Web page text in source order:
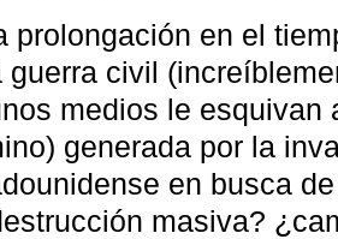
prolongación en el
guerra civil
medios le esquivan
generada por la
en busca
masiva?